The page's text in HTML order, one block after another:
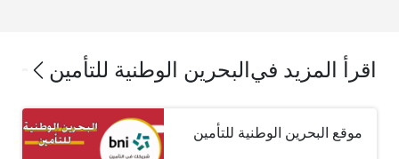
اقرأ المزيد في البحرين الوطنية للتأمين
موقع البحرين الوطنية للتأمين